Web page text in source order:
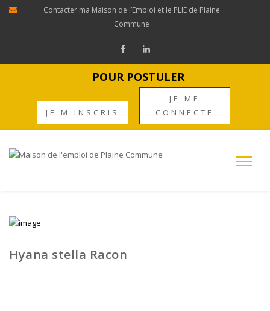
Contacter ma Maison de l’Emploi et le PLIE de Plaine
Commune
POUR POSTULER
JE M'INSCRIS
JE ME
CONNECTE
Hyana stella Racon